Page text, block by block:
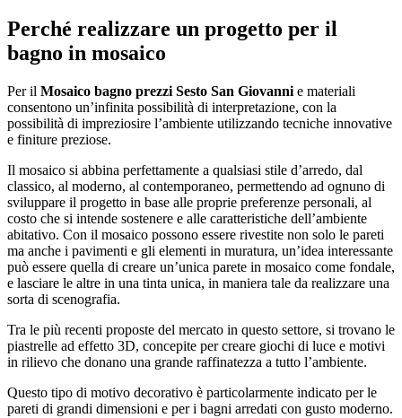
Perché realizzare un progetto per il
bagno in mosaico
Per il Mosaico bagno prezzi Sesto San Giovanni e materiali
consentono un’infinita possibilità di interpretazione, con la
possibilità di impreziosire l’ambiente utilizzando tecniche innovative
e finiture preziose.
Il mosaico si abbina perfettamente a qualsiasi stile d’arredo, dal
classico, al moderno, al contemporaneo, permettendo ad ognuno di
sviluppare il progetto in base alle proprie preferenze personali, al
costo che si intende sostenere e alle caratteristiche dell’ambiente
abitativo. Con il mosaico possono essere rivestite non solo le pareti
ma anche i pavimenti e gli elementi in muratura, un’idea interessante
può essere quella di creare un’unica parete in mosaico come fondale,
e lasciare le altre in una tinta unica, in maniera tale da realizzare una
sorta di scenografia.
Tra le più recenti proposte del mercato in questo settore, si trovano le
piastrelle ad effetto 3D, concepite per creare giochi di luce e motivi
in rilievo che donano una grande raffinatezza a tutto l’ambiente.
Questo tipo di motivo decorativo è particolarmente indicato per le
pareti di grandi dimensioni e per i bagni arredati con gusto moderno.